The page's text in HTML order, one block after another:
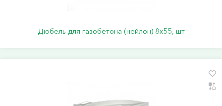
Дюбель для газобетона (нейлон) 8х55, шт